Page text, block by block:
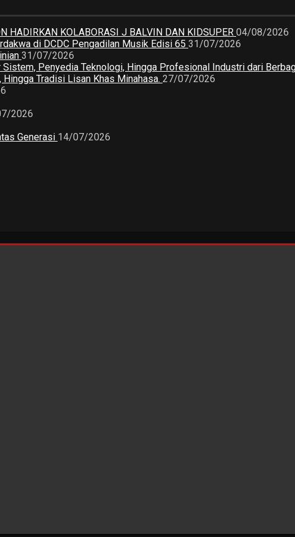
HADIRKAN KOLABORASI J BALVIN DAN KIDSUPER 04/08/2026
di DCDC Pengadilan Musik Edisi 65 31/07/2026
31/07/2026
Penyedia Teknologi, Hingga Profesional Industri dari
Tradisi Lisan Khas Minahasa. 27/07/2026
2026
Generasi 14/07/2026